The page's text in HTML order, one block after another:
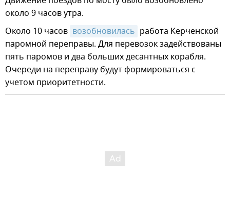
около 9 часов утра.
Около 10 часов возобновилась работа Керченской
паромной переправы. Для перевозок задействованы
пять паромов и два больших десантных корабля.
Очереди на переправу будут формироваться с
учетом приоритетности.